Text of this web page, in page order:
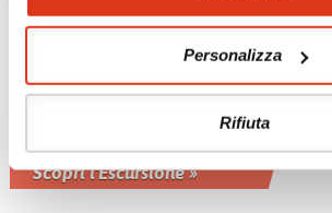
Personalizza
Rifiuta
AUSTRALIA: IL SUD E LA TASMANIA
Visita della città di
Scopri l'Escursione »